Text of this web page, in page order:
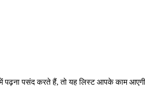
पसंद करते हैं, तो यह लिस्ट आपके काम